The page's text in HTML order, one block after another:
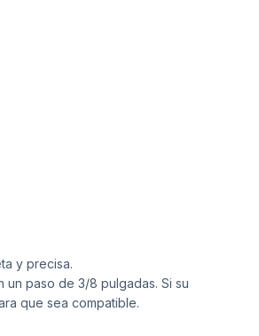
y precisa.
un paso de 3/8 pulgadas. Si su
que sea compatible.